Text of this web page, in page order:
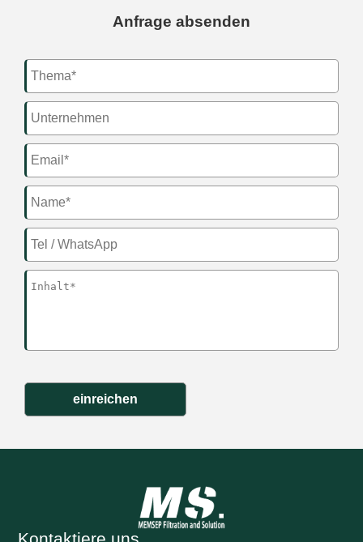
Anfrage absenden
einreichen
Kontaktiere uns